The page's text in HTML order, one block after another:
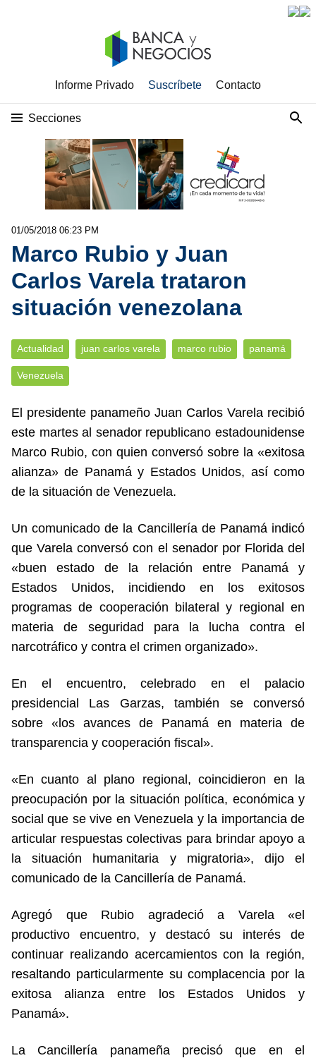
Informe Privado Suscríbete Contacto
Secciones
01/05/2018 06:23 PM
Marco Rubio y Juan
Carlos Varela trataron
situación venezolana
Actualidad juan carlos varela marco rubio panamá
Venezuela
El presidente panameño Juan Carlos Varela recibió
este martes al senador republicano estadounidense
Marco Rubio, con quien conversó sobre la «exitosa
alianza» de Panamá y Estados Unidos, así como
de la situación de Venezuela.
Un comunicado de la Cancillería de Panamá indicó
que Varela conversó con el senador por Florida del
«buen estado de la relación entre Panamá y
Estados Unidos, incidiendo en los exitosos
programas de cooperación bilateral y regional en
materia de seguridad para la lucha contra el
narcotráfico y contra el crimen organizado».
En el encuentro, celebrado en el palacio
presidencial Las Garzas, también se conversó
sobre «los avances de Panamá en materia de
transparencia y cooperación fiscal».
«En cuanto al plano regional, coincidieron en la
preocupación por la situación política, económica y
social que se vive en Venezuela y la importancia de
articular respuestas colectivas para brindar apoyo a
la situación humanitaria y migratoria», dijo el
comunicado de la Cancillería de Panamá.
Agregó que Rubio agradeció a Varela «el
productivo encuentro, y destacó su interés de
continuar realizando acercamientos con la región,
resaltando particularmente su complacencia por la
exitosa alianza entre los Estados Unidos y
Panamá».
La Cancillería panameña precisó que en el